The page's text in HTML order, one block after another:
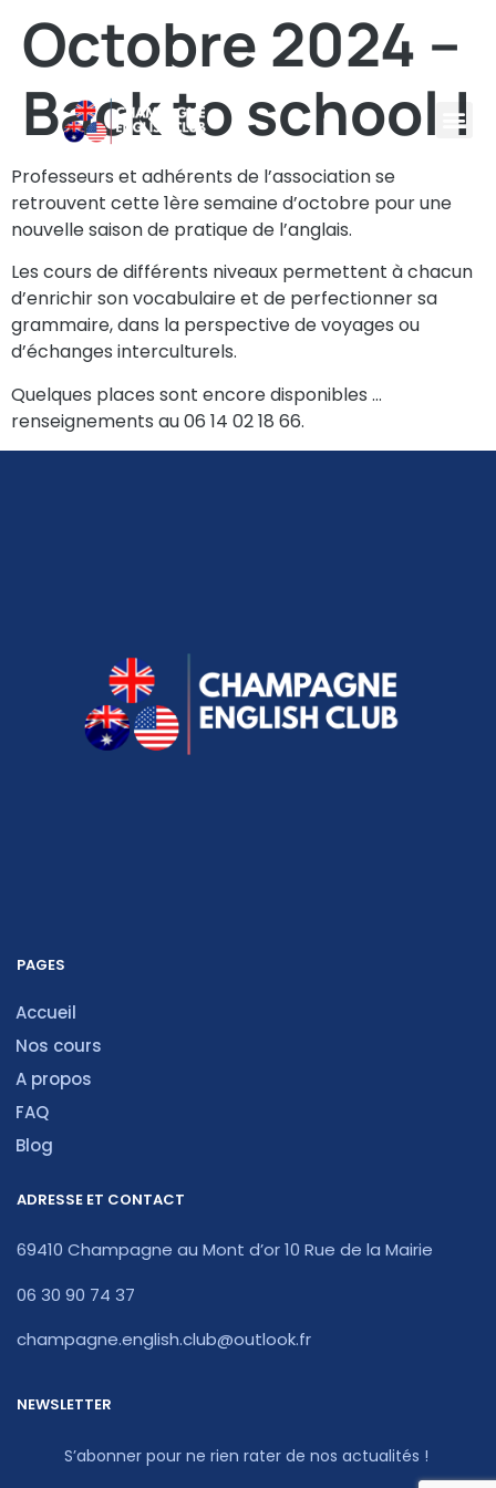
Octobre 2024 –
Back to school !
Professeurs et adhérents de l’association se
retrouvent cette 1ère semaine d’octobre pour une
nouvelle saison de pratique de l’anglais.
Les cours de différents niveaux permettent à chacun
d’enrichir son vocabulaire et de perfectionner sa
grammaire, dans la perspective de voyages ou
d’échanges interculturels.
Quelques places sont encore disponibles …
renseignements au 06 14 02 18 66.
PAGES
Accueil
Nos cours
A propos
FAQ
Blog
ADRESSE ET CONTACT
69410 Champagne au Mont d’or 10 Rue de la Mairie
06 30 90 74 37
champagne.english.club@outlook.fr
NEWSLETTER
S’abonner pour ne rien rater de nos actualités !